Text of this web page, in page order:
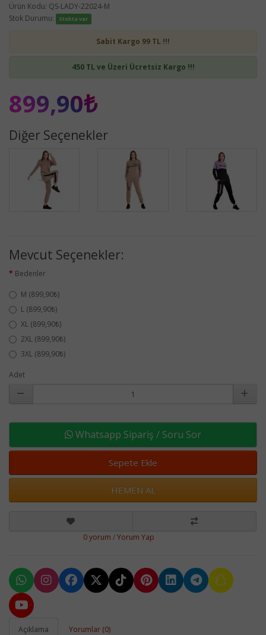
Ürün Kodu: QS-LADY-22024-M
Stok Durumu:
Stokta var
Sabit Kargo 99 TL !!!
450 TL ve Üzeri Ücretsiz Kargo !!!
899,90₺
Diğer Seçenekler
Mevcut Seçenekler:
Bedenler
M (899,90₺)
L (899,90₺)
XL (899,90₺)
2XL (899,90₺)
3XL (899,90₺)
Adet
Whatsapp Sipariş / Soru Sor
Sepete Ekle
HEMEN AL
0 yorum /Yorum Yap
Açıklama Yorumlar (0)